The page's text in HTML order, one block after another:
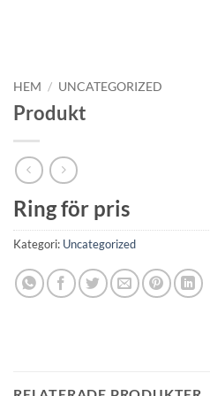
HEM / UNCATEGORIZED
Produkt
Ring för pris
Kategori: Uncategorized